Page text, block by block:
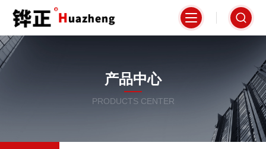
产品中心
PRODUCTS CENTER